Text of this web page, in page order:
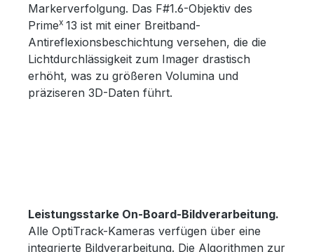
Markerverfolgung. Das F#1.6-Objektiv des
Primex 13 ist mit einer Breitband-
Antireflexionsbeschichtung versehen, die die
Lichtdurchlässigkeit zum Imager drastisch
erhöht, was zu größeren Volumina und
präziseren 3D-Daten führt.
Leistungsstarke On-Board-Bildverarbeitung.
Alle OptiTrack-Kameras verfügen über eine
integrierte Bildverarbeitung. Die Algorithmen zur